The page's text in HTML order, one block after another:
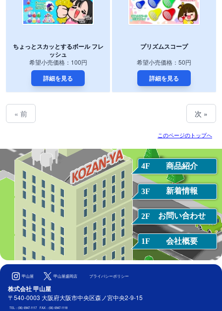
4F 商品紹介
3F 新着情報
2F お問い合わせ
1F 会社概要
ちょっとスカッとするボール フレ
ッシュ
希望小売価格：100円
詳細を見る
プリズムスコープ
希望小売価格：50円
詳細を見る
« 前 次 »
このページのトップへ
株式会社 甲山屋
〒540-0003 大阪府大阪市中央区森ノ宮中央2-9-15
TEL：(06) 6947-1117 FAX：(06) 6947-1118
甲山屋 甲山屋盛岡店 プライバシーポリシー